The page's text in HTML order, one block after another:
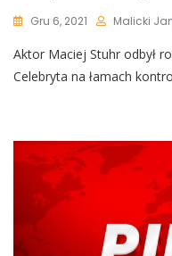
Gru 6, 2021 Malicki
Aktor Maciej Stuhr odbył
Celebryta na łamach